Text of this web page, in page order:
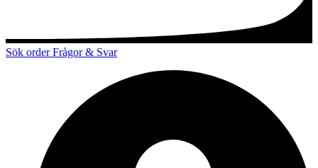
Sök orderFrågor & Svar